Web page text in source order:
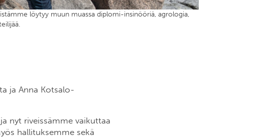
löytyy muun muassa diplomi-insinööriä, agrologia,
ja Anna Kotsalo-
nyt riveissämme vaikuttaa
hallituksemme sekä